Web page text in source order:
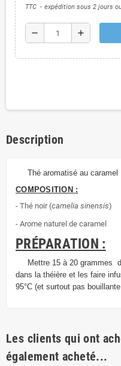
TTC expédition sous 2 jours
remove add
Description
Thé aromatisé au caramel
COMPOSITION :
- Thé noir (camelia sinensis)
- Arome naturel de caramel
PRÉPARATION :
Mettre 15 à 20 grammes
dans la théière et les faire
95°C (et surtout pas
Les clients qui ont
également acheté...